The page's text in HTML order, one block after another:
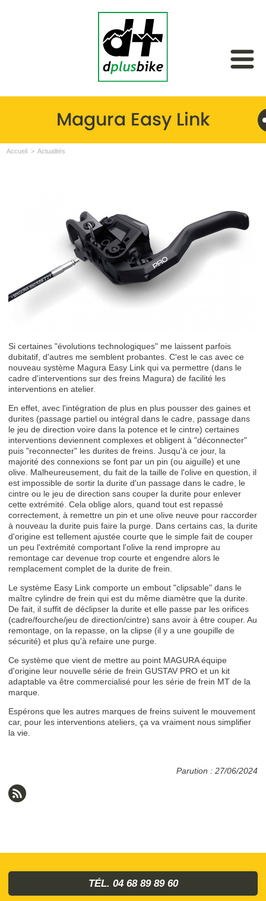
Magura Easy Link
Accueil Actualités
Si certaines "évolutions technologiques" me laissent parfois
dubitatif, d'autres me semblent probantes. C'est le cas avec ce
nouveau système Magura Easy Link qui va permettre (dans le
cadre d'interventions sur des freins Magura) de facilité les
interventions en atelier.
En effet, avec l'intégration de plus en plus pousser des gaines et
durites (passage partiel ou intégral dans le cadre, passage dans
le jeu de direction voire dans la potence et le cintre) certaines
interventions deviennent complexes et obligent à "déconnecter"
puis "reconnecter" les durites de freins. Jusqu'à ce jour, la
majorité des connexions se font par un pin (ou aiguille) et une
olive. Malheureusement, du fait de la taille de l'olive en question, il
est impossible de sortir la durite d'un passage dans le cadre, le
cintre ou le jeu de direction sans couper la durite pour enlever
cette extrémité. Cela oblige alors, quand tout est repassé
correctement, à remettre un pin et une olive neuve pour raccorder
à nouveau la durite puis faire la purge. Dans certains cas, la durite
d'origine est tellement ajustée courte que le simple fait de couper
un peu l'extrémité comportant l'olive la rend impropre au
remontage car devenue trop courte et engendre alors le
remplacement complet de la durite de frein.
Le système Easy Link comporte un embout "clipsable" dans le
maître cylindre de frein qui est du même diamètre que la durite.
De fait, il suffit de déclipser la durite et elle passe par les orifices
(cadre/fourche/jeu de direction/cintre) sans avoir à être couper. Au
remontage, on la repasse, on la clipse (il y a une goupille de
sécurité) et plus qu'à refaire une purge.
Ce système que vient de mettre au point MAGURA équipe
d'origine leur nouvelle série de frein GUSTAV PRO et un kit
adaptable va être commercialisé pour les série de frein MT de la
marque.
Espérons que les autres marques de freins suivent le mouvement
car, pour les interventions ateliers, ça va vraiment nous simplifier
la vie.
Parution : 27/06/2024
TÉL. 04 68 89 89 60